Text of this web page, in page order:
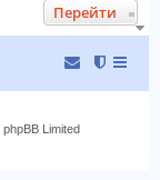
Перейти
Limited